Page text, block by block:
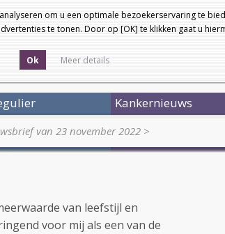
om u een optimale bezoekerservaring te
te tonen. Door op [OK] te klikken gaat u
Ok Meer details
Kankernieuws
van 23 november 2022 >
van leefstijl en
voor mij als een van de